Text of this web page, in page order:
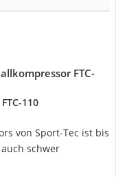
FTC-
110
von Sport-Tec ist bis
schwer